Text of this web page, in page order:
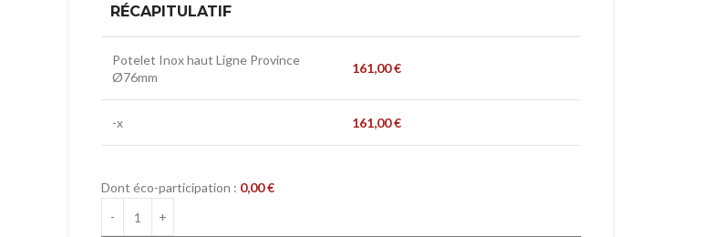
RÉCAPITULATIF
Potelet Inox haut Ligne Province
Ø76mm
161,00€
-x 161,00€
Dont éco-participation : 0,00€